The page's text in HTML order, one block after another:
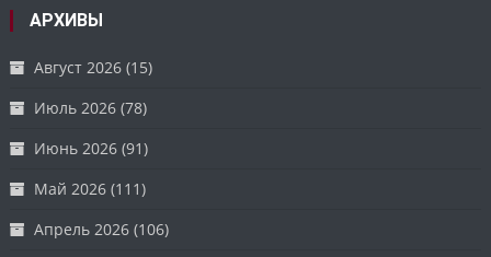
АРХИВЫ
Август 2026 (15)
Июль 2026 (78)
Июнь 2026 (91)
Май 2026 (111)
Апрель 2026 (106)